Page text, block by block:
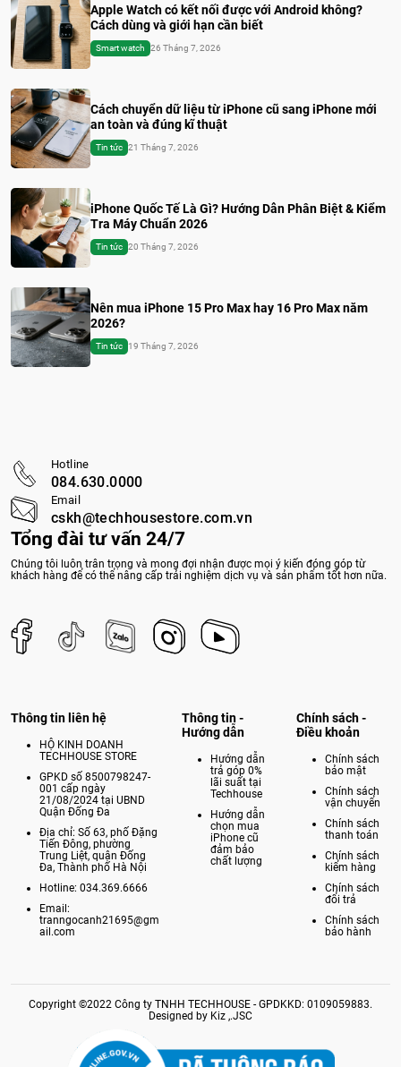
Apple Watch có kết nối được với Android không?
Cách dùng và giới hạn cần biết
Smart watch 26 Tháng 7, 2026
Cách chuyển dữ liệu từ iPhone cũ sang iPhone mới
an toàn và đúng kĩ thuật
Tin tức 21 Tháng 7, 2026
iPhone Quốc Tế Là Gì? Hướng Dẫn Phân Biệt & Kiểm
Tra Máy Chuẩn 2026
Tin tức 20 Tháng 7, 2026
Nên mua iPhone 15 Pro Max hay 16 Pro Max năm
2026?
Tin tức 19 Tháng 7, 2026
Tổng đài tư vấn 24/7
Chúng tôi luôn trân trọng và mong đợi nhận được mọi ý kiến đóng góp từ
khách hàng để có thể nâng cấp trải nghiệm dịch vụ và sản phẩm tốt hơn nữa.
Hotline
084.630.0000
Email
cskh@techhousestore.com.vn
Thông tin liên hệ
HỘ KINH DOANH
TECHHOUSE STORE
GPKD số 8500798247-
001 cấp ngày
21/08/2024 tại UBND
Quận Đống Đa
Địa chỉ: Số 63, phố Đặng
Tiến Đông, phường
Trung Liệt, quận Đống
Đa, Thành phố Hà Nội
Hotline: 034.369.6666
Email:
tranngocanh21695@gm
ail.com
Thông tin -
Hướng dẫn
Hướng dẫn
trả góp 0%
lãi suất tại
Techhouse
Hướng dẫn
chọn mua
iPhone cũ
đảm bảo
chất lượng
Chính sách -
Điều khoản
Chính sách
bảo mật
Chính sách
vận chuyển
Chính sách
thanh toán
Chính sách
kiểm hàng
Chính sách
đổi trả
Chính sách
bảo hành
Copyright ©2022 Công ty TNHH TECHHOUSE - GPDKKD: 0109059883.
Designed by Kiz ,.JSC